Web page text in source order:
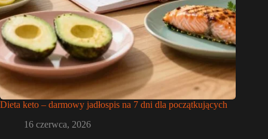
Dieta keto – darmowy jadłospis na 7 dni dla początkujących
16 czerwca, 2026